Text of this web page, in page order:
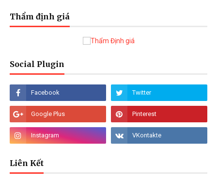
Thẩm định giá
Social Plugin
Liên Kết